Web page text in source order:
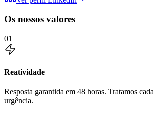
Os nossos valores
01
Reatividade
Resposta garantida em 48 horas. Tratamos
urgência.